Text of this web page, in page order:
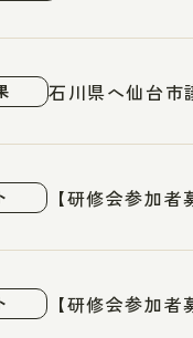
石川県へ仙台市
【研修会参加
【研修会参加